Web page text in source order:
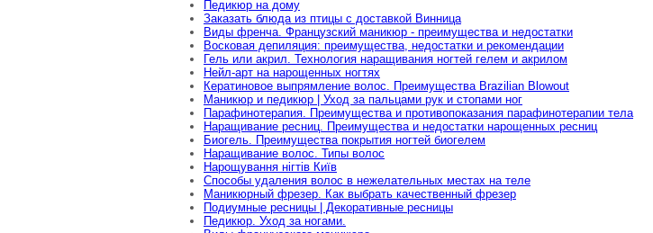
Педикюр на дому
Заказать блюда из птицы с доставкой Винница
Виды френча. Французский маникюр - преимущества и недостатки
Восковая депиляция: преимущества, недостатки и рекомендации
Гель или акрил. Технология наращивания ногтей гелем и акрилом
Нейл-арт на нарощенных ногтях
Кератиновое выпрямление волос. Преимущества Brazilian Blowout
Маникюр и педикюр | Уход за пальцами рук и стопами ног
Парафинотерапия. Преимущества и противопоказания парафинотерапии тела
Наращивание ресниц. Преимущества и недостатки нарощенных ресниц
Биогель. Преимущества покрытия ногтей биогелем
Наращивание волос. Типы волос
Нарощування нігтів Київ
Способы удаления волос в нежелательных местах на теле
Маникюрный фрезер. Как выбрать качественный фрезер
Подиумные ресницы | Декоративные ресницы
Педикюр. Уход за ногами.